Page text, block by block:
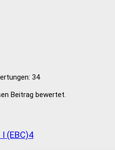
34
Beitrag bewertet.